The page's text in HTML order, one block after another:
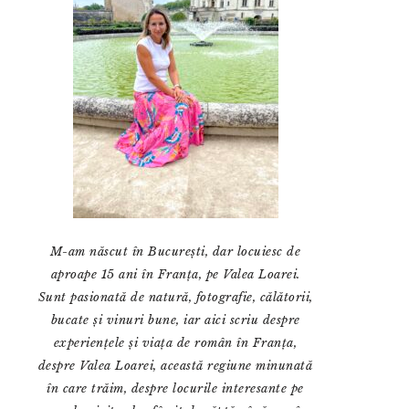
M-am născut în București, dar locuiesc de
aproape 15 ani în Franța, pe Valea Loarei.
Sunt pasionată de natură, fotografie, călătorii,
bucate și vinuri bune, iar aici scriu despre
experiențele și viața de român în Franța,
despre Valea Loarei, această regiune minunată
în care trăim, despre locurile interesante pe